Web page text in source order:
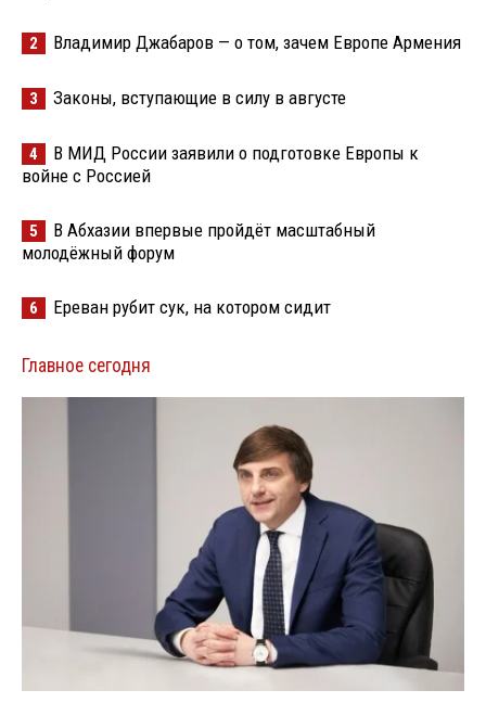
2 Владимир Джабаров — о том, зачем Европе Армения
3 Законы, вступающие в силу в августе
4
В МИД России заявили о подготовке Европы к
войне с Россией
5
В Абхазии впервые пройдёт масштабный
молодёжный форум
6 Ереван рубит сук, на котором сидит
Главное сегодня